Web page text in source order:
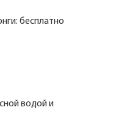
бесплатно
водой и